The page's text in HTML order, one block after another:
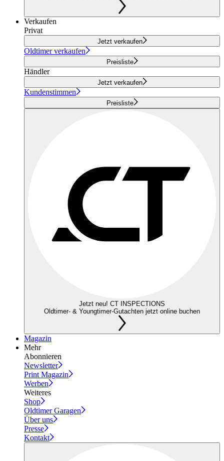
Verkaufen
Privat
Jetzt verkaufen
Oldtimer verkaufen
Preisliste
Händler
Jetzt verkaufen
Kundenstimmen
Preisliste
Jetzt neu! CT INSPECTIONS
Oldtimer- & Youngtimer-Gutachten jetzt online buchen
Magazin
Mehr
Abonnieren
Newsletter
Print Magazin
Werben
Weiteres
Shop
Oldtimer Garagen
Über uns
Presse
Kontakt